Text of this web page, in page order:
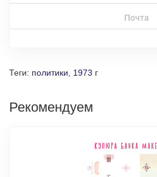
Почта
Теги: политики 1973 г
Рекомендуем